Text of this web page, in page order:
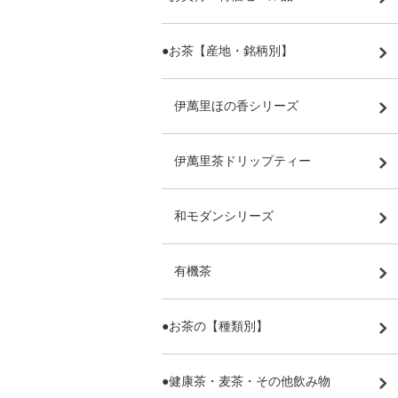
●お茶【産地・銘柄別】
伊萬里ほの香シリーズ
伊萬里茶ドリップティー
和モダンシリーズ
有機茶
●お茶の【種類別】
●健康茶・麦茶・その他飲み物